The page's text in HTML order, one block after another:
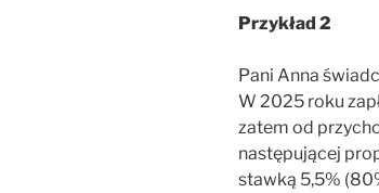
Przykład 2
Pani Anna
W 2025 roku
zatem od
następującej
stawką 5,5%